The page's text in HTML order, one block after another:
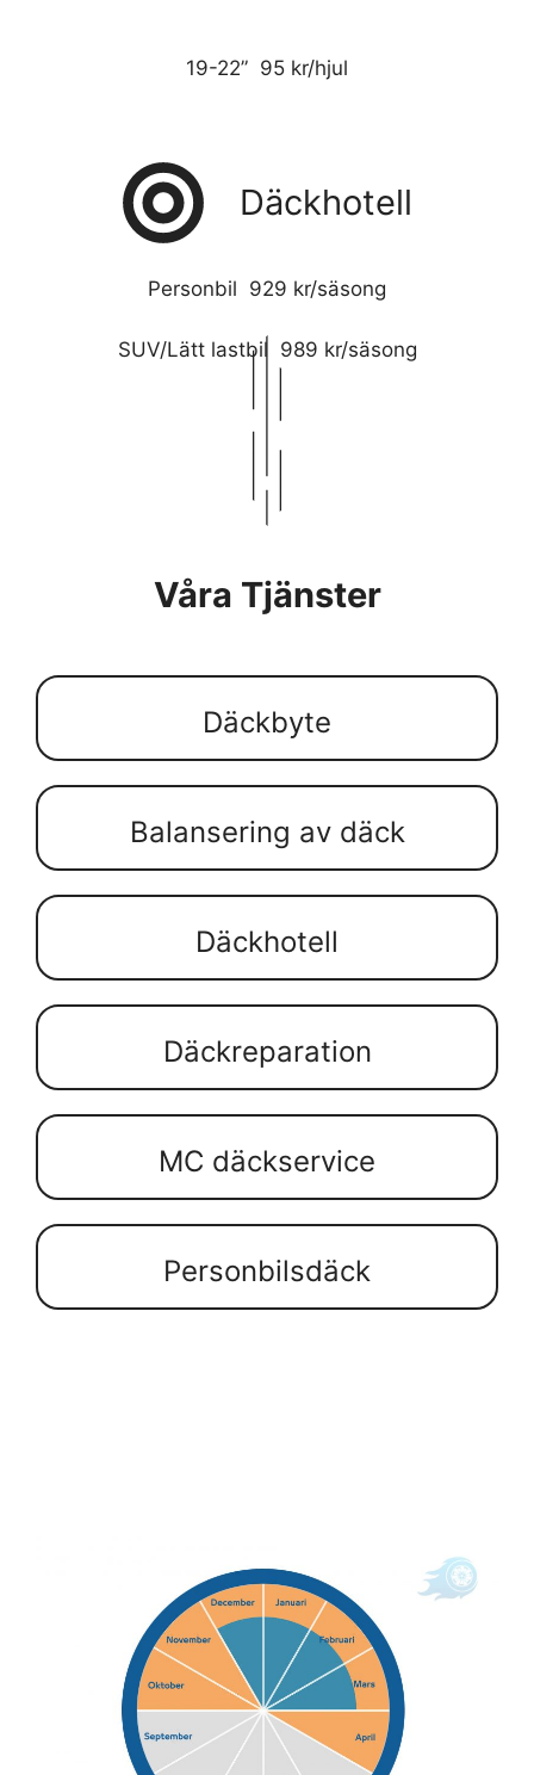
19-22” 95 kr/hjul
Däckhotell
Personbil 929 kr/säsong
SUV/Lätt lastbil 989 kr/säsong
Våra Tjänster
Däckbyte
Balansering av däck
Däckhotell
Däckreparation
MC däckservice
Personbilsdäck